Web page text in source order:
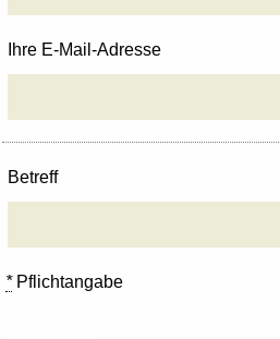
Ihre E-Mail-Adresse
Betreff
*Pflichtangabe